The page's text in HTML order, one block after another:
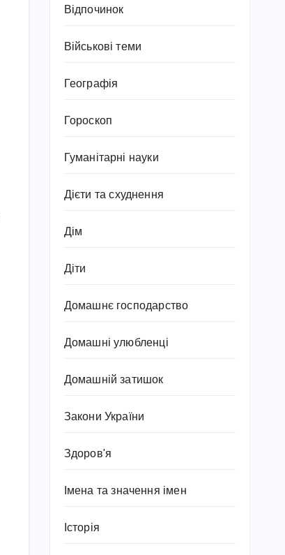
Відпочинок
Військові теми
Географія
Гороскоп
Гуманітарні науки
Дієти та схуднення
Дім
Діти
Домашнє господарство
Домашні улюбленці
Домашній затишок
Закони України
Здоров'я
Імена та значення імен
Історія